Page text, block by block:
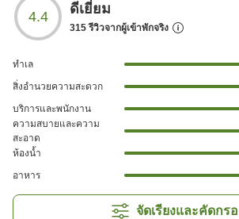
4.4 ดีเยี่ยม
315รีวิวจากผู้เข้าพักจริง
ทำเล
สิ่งอำนวยความสะดวก
บริการและพนักงาน
ความสบายและความ
สะอาด
ห้องน้ำ
อาหาร
จัดเรียงและคัดกร